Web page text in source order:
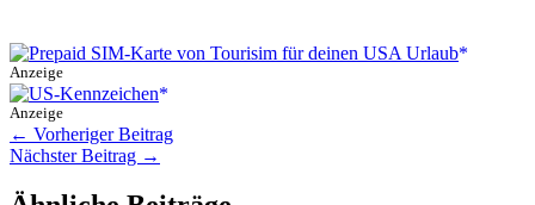
Anzeige
Anzeige
← Vorheriger Beitrag
Nächster Beitrag →